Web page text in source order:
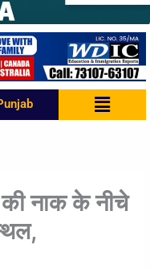
Menu
नाक के नीचे